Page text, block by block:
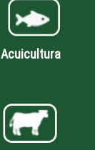
Acuicultura